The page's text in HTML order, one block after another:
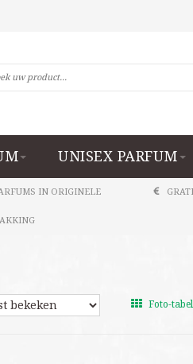
UNISEX PARFUM
IN ORIGINELE
Foto-tabel